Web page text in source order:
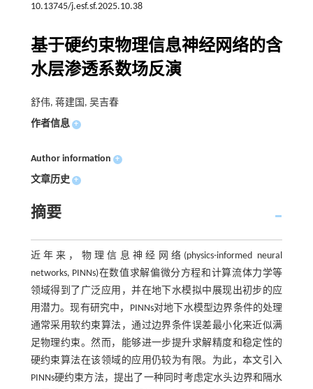
10.13745/j.esf.sf.2025.10.38
基于硬约束物理信息神经网络的含
水层渗透系数场反演
舒伟, 蒋建国, 吴吉春
作者信息 +
Author information +
文章历史 +
摘要
近年来，物理信息神经网络(physics-informed neural
networks, PINNs)在数值求解偏微分方程和计算流体力学等
领域得到了广泛应用，并在地下水模拟中展现出初步的应
用潜力。现有研究中，PINNs对地下水模型边界条件的处理
通常采用软约束算法，通过边界条件误差最小化来近似满
足物理约束。然而，能够进一步提升求解精度和稳定性的
硬约束算法在该领域的应用仍较为有限。为此，本文引入
PINNs硬约束方法，提出了一种同时考虑定水头边界和隔水